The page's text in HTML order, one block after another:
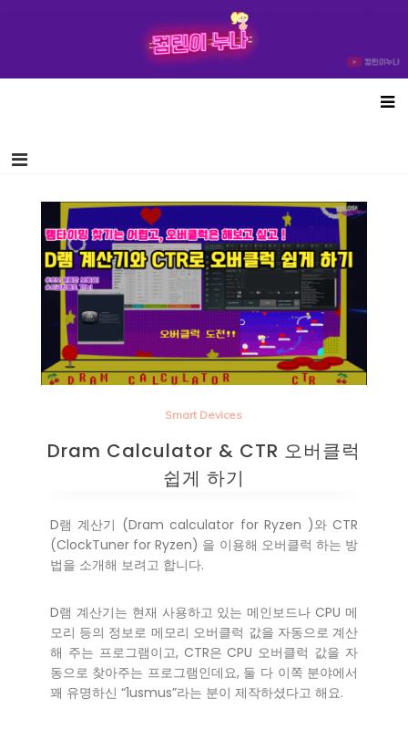
Smart Devices
Dram Calculator & CTR 오버클럭
쉽게 하기
D램 계산기 (Dram calculator for Ryzen )와 CTR
(ClockTuner for Ryzen) 을 이용해 오버클럭 하는 방
법을 소개해 보려고 합니다.
D램 계산기는 현재 사용하고 있는 메인보드나 CPU 메
모리 등의 정보로 메모리 오버클럭 값을 자동으로 계산
해 주는 프로그램이고, CTR은 CPU 오버클럭 값을 자
동으로 찾아주는 프로그램인데요, 둘 다 이쪽 분야에서
꽤 유명하신 “1usmus”라는 분이 제작하셨다고 해요.